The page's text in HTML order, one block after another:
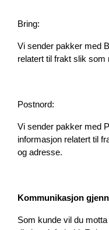
Bring:
Vi sender pakker med
relatert til frakt slik som
Postnord:
Vi sender pakker med
informasjon relatert til
og adresse.
Kommunikasjon
Som kunde vil du